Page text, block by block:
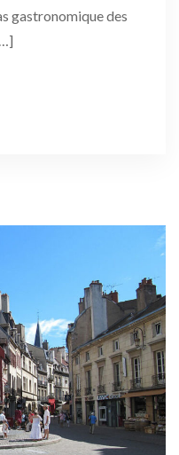
gastronomique des